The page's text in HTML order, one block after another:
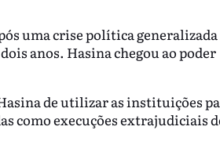
uma crise política
anos. Hasina chegou ao poder
de utilizar as instituições
como execuções extrajudiciais